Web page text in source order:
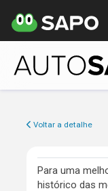
Voltar a detalhe
Para uma
histórico das